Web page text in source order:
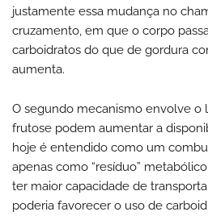
justamente essa mudança no
cruzamento, em que o corpo
carboidratos do que de gordura
aumenta.
O segundo mecanismo envolve o
frutose podem aumentar a
hoje é entendido como um
apenas como “resíduo”
ter maior capacidade de
poderia favorecer o uso de